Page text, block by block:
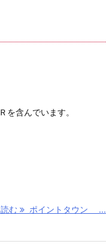
含んでいます。
む ポイントタウン ...